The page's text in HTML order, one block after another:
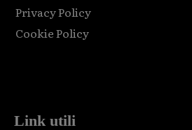
Privacy Policy
Cookie Policy
Link utili